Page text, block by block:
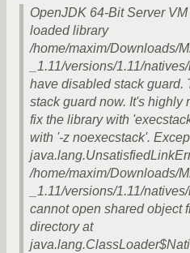
OpenJDK 64-Bit Server
loaded library
/home/maxim/Downloads/
_1.11/versions/1.11/
have disabled stack guard.
stack guard now. It's highly
fix the library with
with '-z noexecstack'.
/home/maxim/Downloads/
_1.11/versions/1.11/
cannot open shared object
directory at